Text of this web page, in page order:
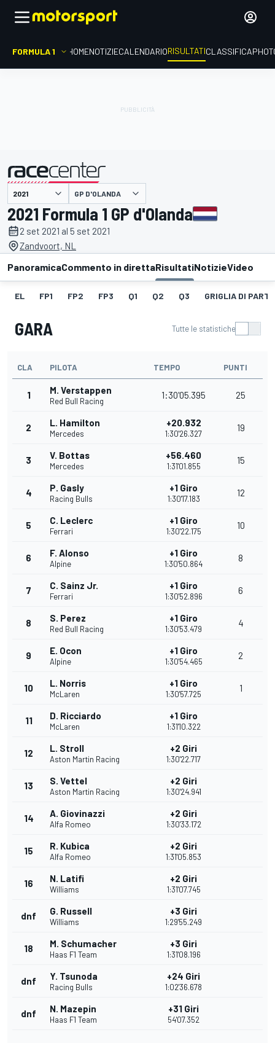
FORMULA 1 HOMENOTIZIECALENDARIORISULTATICLASSIFICA
presentato da GP D'OLANDA
2021 Formula 1 GP d'Olanda
2 set 2021 al 5 set 2021
Zandvoort, NL
PanoramicaCommento in direttaRisultatiNotizieVideo
EL FP1 FP2 FP3 Q1 Q2 Q3 GRIGLIA DI
GARA Tutte le statistiche
CLA PILOTA TEMPO PUNTI
1 M. Verstappen
Red Bull Racing
1:30'05.395 25
2 L. Hamilton
Mercedes
+20.932
1:30'26.327
19
3 V. Bottas
Mercedes
+56.460
1:31'01.855
15
4 P. Gasly
Racing Bulls
+1 Giro
1:30'17.183
12
5 C. Leclerc
Ferrari
+1 Giro
1:30'22.175
10
6 F. Alonso
Alpine
+1 Giro
1:30'50.864
8
7 C. Sainz Jr.
Ferrari
+1 Giro
1:30'52.896
6
8 S. Perez
Red Bull Racing
+1 Giro
1:30'53.479
4
9 E. Ocon
Alpine
+1 Giro
1:30'54.465
2
10 L. Norris
McLaren
+1 Giro
1:30'57.725
1
11 D. Ricciardo
McLaren
+1 Giro
1:31'10.322
12 L. Stroll
Aston Martin Racing
+2 Giri
1:30'22.717
13 S. Vettel
Aston Martin Racing
+2 Giri
1:30'24.941
14 A. Giovinazzi
Alfa Romeo
+2 Giri
1:30'33.172
15 R. Kubica
Alfa Romeo
+2 Giri
1:31'05.853
16 N. Latifi
Williams
+2 Giri
1:31'07.745
dnf G. Russell
Williams
+3 Giri
1:29'55.249
18 M. Schumacher
Haas F1 Team
+3 Giri
1:31'08.196
dnf Y. Tsunoda
Racing Bulls
+24 Giri
1:02'36.678
dnf N. Mazepin
Haas F1 Team
+31 Giri
54'07.352